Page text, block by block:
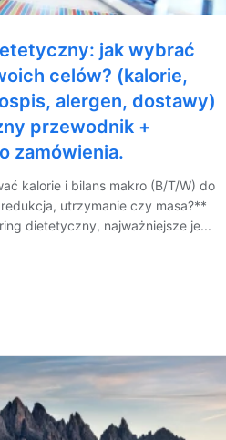
jak wybrać
celów? (kalorie,
alergen, dostawy)
przewodnik +
zamówienia.
kalorie i bilans makro (B/T/W) do
utrzymanie czy masa?**
dietetyczny, najważniejsze je...